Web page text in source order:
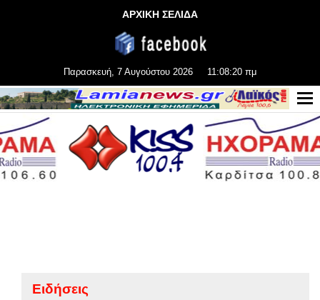
ΑΡΧΙΚΗ ΣΕΛΙΔΑ
Παρασκευή, 7 Αυγούστου 2026 11:08:20 πμ
Ειδήσεις